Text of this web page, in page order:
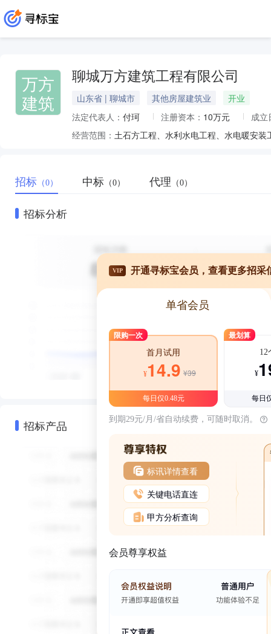
万方
建筑
聊城万方建筑工程有限公司
山东省 | 聊城市 其他房屋建筑业
开业
法定代表人： 付珂 注册资本： 10万元
成立
经营范围：
招标 （0） 中标 （0） 代理 （0）
招标分析
招标产品
VIP 开通寻标宝会员，查看更多招采
单省会员
限购一次
首月试用
¥14.9 ¥39
每日仅0.48元
最划算
12
¥
每日
到期29元/月/省自动续费，可随时取消。
标讯详情查看
关键电话直连
甲方分析查询
会员尊享权益